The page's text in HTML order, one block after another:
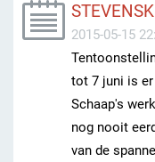
2015-05-15
tot 7 juni is
Schaap's
nog nooit
van de